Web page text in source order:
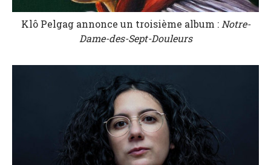
Klô Pelgag annonce un troisième album : Notre-
Dame-des-Sept-Douleurs